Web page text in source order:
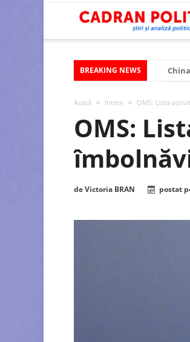
BREAKING NEWS
Acasă Intern OMS: Lista
OMS:
deVictoria BRAN postat